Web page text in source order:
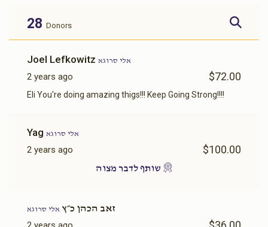
זינגער
Sold
אויסשטאפירן דירה
28 Donors
Joel Lefkowitz אלי סרוגא
2 years ago $72.00
Eli You're doing amazing thigs!!! Keep Going Strong!!!!
Yag אלי סרוגא
2 years ago $100.00
שותף לדבר מצוה
זאב הכהן כ״ץ אלי סרוגא